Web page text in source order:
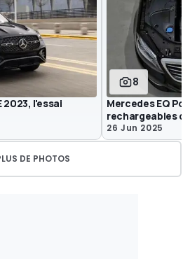
2023, l'essai
8
Mercedes EQ
rechargeables
26 Jun 2025
DE PHOTOS